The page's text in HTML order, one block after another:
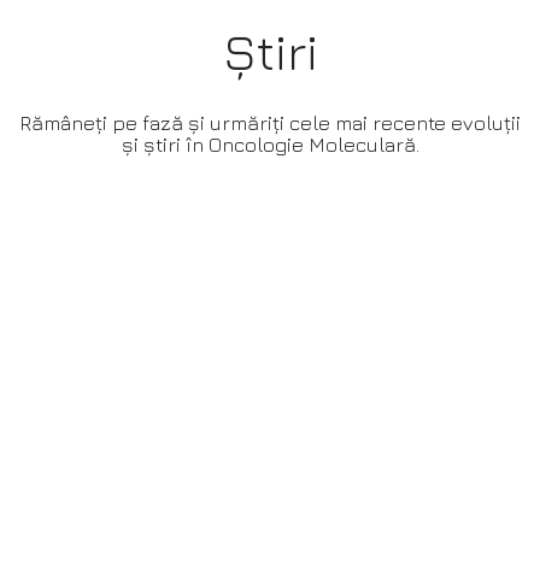
Știri
Rămâneți pe fază și urmăriți cele mai recente evoluții
și știri în Oncologie Moleculară.